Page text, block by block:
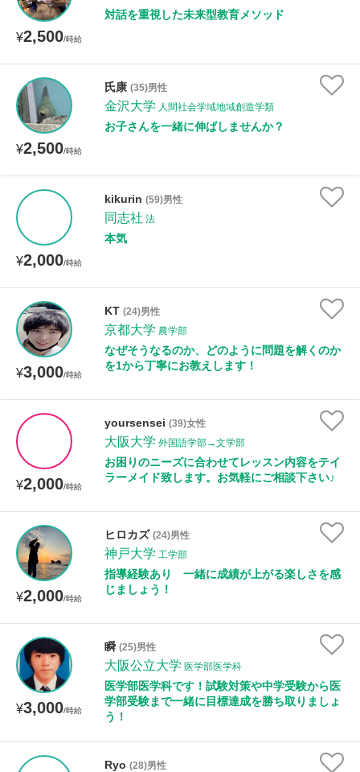
¥2,500/時給
対話を重視した未来型教育メソッド
¥2,500/時給
氏康 (35)男性
金沢大学 人間社会学域地域創造学類
お子さんを一緒に伸ばしませんか？
¥2,000/時給
kikurin (59)男性
同志社 法
本気
¥3,000/時給
KT (24)男性
京都大学 農学部
なぜそうなるのか、どのように問題を解くのか
を1から丁寧にお教えします！
¥2,000/時給
yoursensei (39)女性
大阪大学 外国語学部→文学部
お困りのニーズに合わせてレッスン内容をテイ
ラーメイド致します。お気軽にご相談下さい♪
¥2,000/時給
ヒロカズ (24)男性
神戸大学 工学部
指導経験あり 一緒に成績が上がる楽しさを感
じましょう！
¥3,000/時給
瞬 (25)男性
大阪公立大学 医学部医学科
医学部医学科です！試験対策や中学受験から医
学部受験まで一緒に目標達成を勝ち取りましょ
う！
Ryo (28)男性